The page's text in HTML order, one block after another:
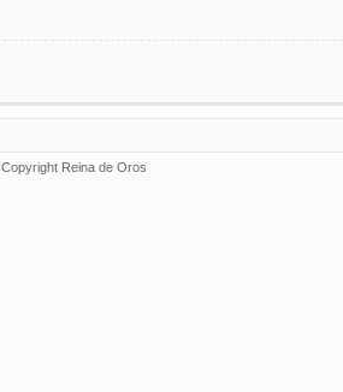
Copyright Reina de Oros